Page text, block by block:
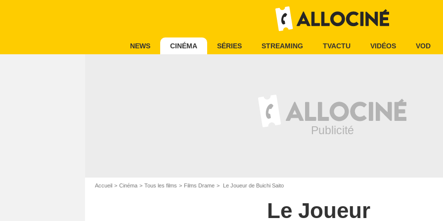
NEWS CINÉMA SÉRIES STREAMING TVACTU VIDÉOS VOD
Accueil Cinéma Tous les films Films Drame Le Joueur de Buichi Saito
Le Joueur